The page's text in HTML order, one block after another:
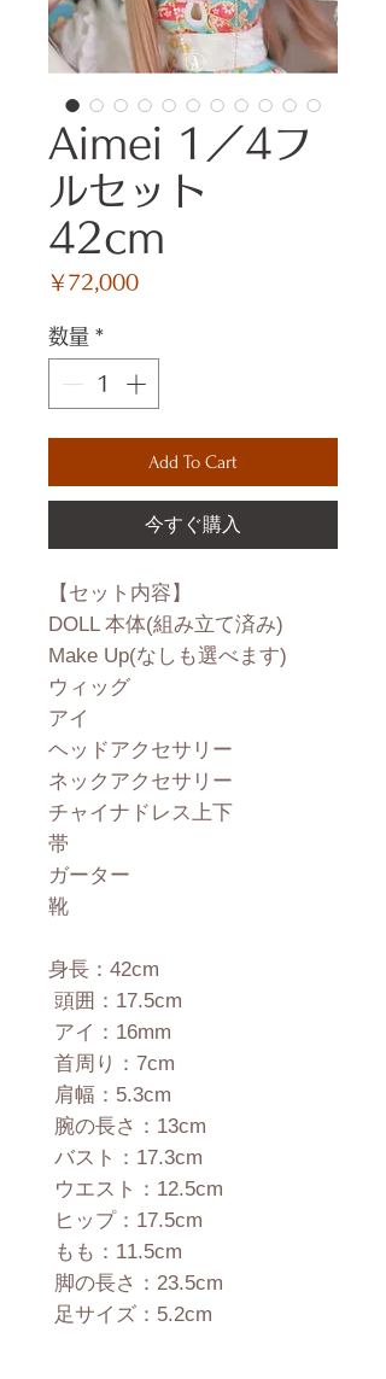
Aimei 1／4フ
ルセット
42cm
￥72,000価
数量 *
Add To Cart
今すぐ購入
【セット内容】
DOLL 本体(組み立て済み)
Make Up(なしも選べます)
ウィッグ
アイ
ヘッドアクセサリー
ネックアクセサリー
チャイナドレス上下
帯
ガーター
靴
身長：42cm
頭囲：17.5cm
アイ：16mm
首周り：7cm
肩幅：5.3cm
腕の長さ：13cm
バスト：17.3cm
ウエスト：12.5cm
ヒップ：17.5cm
もも：11.5cm
脚の長さ：23.5cm
足サイズ：5.2cm